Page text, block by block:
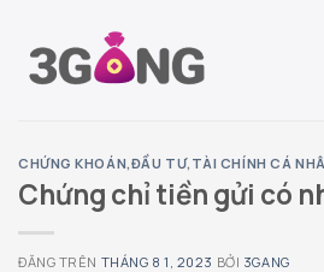
đến
CHỨNG KHOÁN,ĐẦU TƯ, TÀI CHÍNH CÁ
Chứng chỉ tiền gửi có
ĐĂNG TRÊN THÁNG 8 1, 2023 BỞI 3GANG